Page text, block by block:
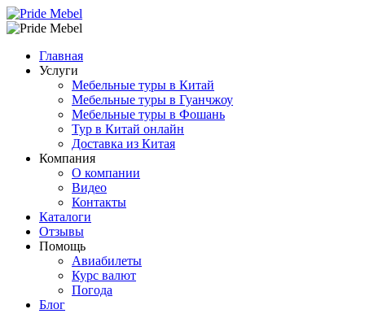
Главная
Услуги
Мебельные туры в Китай
Мебельные туры в Гуанчжоу
Мебельные туры в Фошань
Тур в Китай онлайн
Доставка из Китая
Компания
О компании
Видео
Контакты
Каталоги
Отзывы
Помощь
Авиабилеты
Курс валют
Погода
Блог